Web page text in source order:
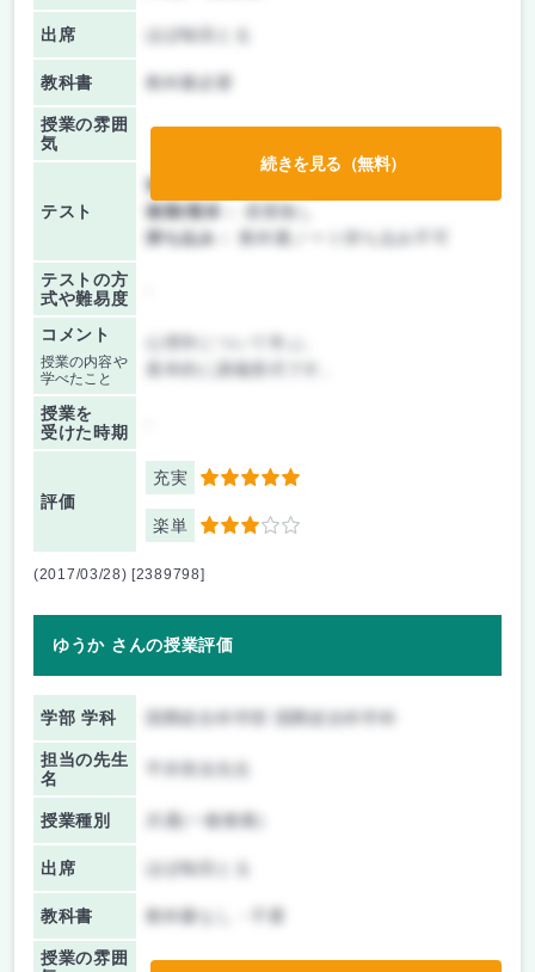
出席 ほぼ毎回とる
教科書 教科書必要
授業の雰囲
気
テスト
前期/中間：
後期/期末：
授業無し
持ち込み：
教科書ノート持ち込み不可
テストの方
式や難易度
コメント
授業の内容や
学べたこと
基本的に講義形式です。
授業を
受けた時期
評価
充実 5
楽単 3
続きを見る（無料）
(2017/03/28) [2389798]
ゆうか さんの授業評価
学部 学科 国際総合科学部 国際総合科学科
担当の先生
名
授業種別 共通(一般教養)
出席 ほぼ毎回とる
教科書 教科書なし・不要
授業の雰囲